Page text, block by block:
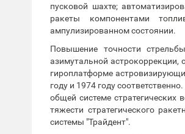
пусковой шахте;
ракеты компонентами
ампулизированном состоянии.
Повышение точности
азимутальной
гироплатформе
году и 1974 году
общей системе
тяжести стратегического
системы "Трайдент".